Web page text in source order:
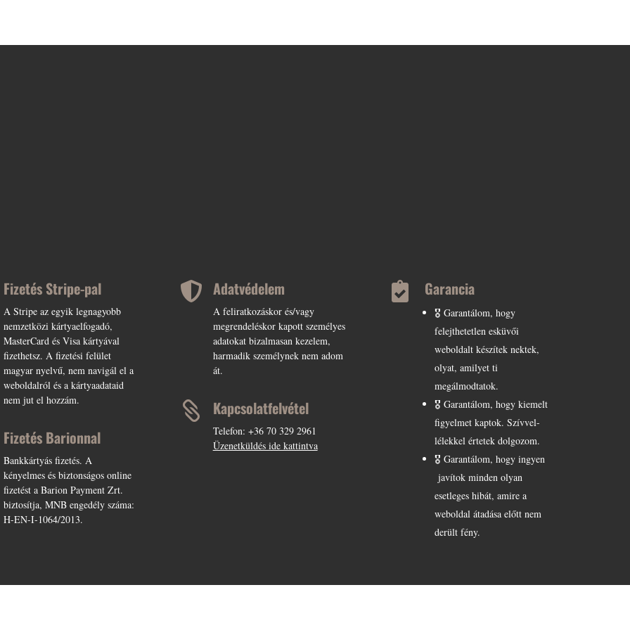
Fizetés Stripe-pal
A Stripe az egyik legnagyobb
nemzetközi kártyaelfogadó,
MasterCard és Visa kártyával
fizethetsz. A fizetési felület
magyar nyelvű, nem navigál el a
weboldalról és a kártyaadataid
nem jut el hozzám.
Fizetés Barionnal
Bankkártyás fizetés. A
kényelmes és biztonságos online
fizetést a Barion Payment Zrt.
biztosítja, MNB engedély száma:
H-EN-I-1064/2013.
 Adatvédelem
A feliratkozáskor és/vagy
megrendeléskor kapott személyes
adatokat bizalmasan kezelem,
harmadik személynek nem adom
át.
 Kapcsolatfelvétel
Telefon: +36 70 329 2961
Üzenetküldés ide kattintva
 Garancia
🎖️ Garantálom, hogy
felejthetetlen esküvői
weboldalt készítek nektek,
olyat, amilyet ti
megálmodtatok.
🎖️ Garantálom, hogy kiemelt
figyelmet kaptok. Szívvel-
lélekkel értetek dolgozom.
🎖️ Garantálom, hogy ingyen
javítok minden olyan
esetleges hibát, amire a
weboldal átadása előtt nem
derült fény.